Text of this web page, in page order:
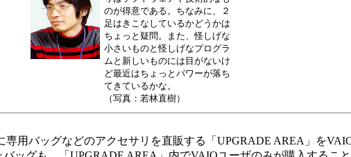
のが得意である。ちなみに、２
足はきこなしているかどうかは
ちょっと疑問。また、怪しげな
小さいものと怪しげなプログラ
ムと新しいものには目がないけ
ど最近はちょっとパワーが落ち
てきているかな。
（写真：若林直樹）
用バッグなどのアクセサリを直販する「UPGRADE AREA」を